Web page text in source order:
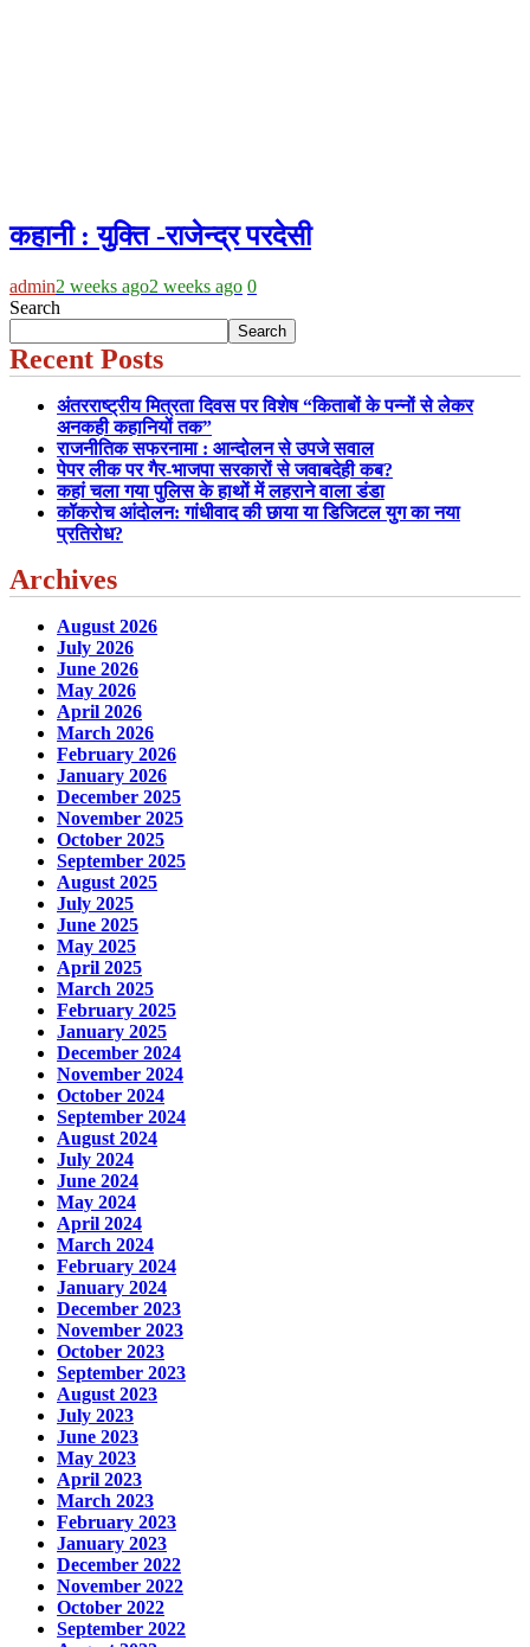
कहानी : युक्ति -राजेन्द्र परदेसी
admin2 weeks ago2 weeks ago 0
Search
Search
Recent Posts
अंतरराष्ट्रीय मित्रता दिवस पर विशेष “किताबों के पन्नों से लेकर
अनकही कहानियों तक”
राजनीतिक सफरनामा : आन्दोलन से उपजे सवाल
पेपर लीक पर गैर-भाजपा सरकारों से जवाबदेही कब?
कहां चला गया पुलिस के हाथों में लहराने वाला डंडा
कॉकरोच आंदोलन: गांधीवाद की छाया या डिजिटल युग का नया
प्रतिरोध?
Archives
August 2026
July 2026
June 2026
May 2026
April 2026
March 2026
February 2026
January 2026
December 2025
November 2025
October 2025
September 2025
August 2025
July 2025
June 2025
May 2025
April 2025
March 2025
February 2025
January 2025
December 2024
November 2024
October 2024
September 2024
August 2024
July 2024
June 2024
May 2024
April 2024
March 2024
February 2024
January 2024
December 2023
November 2023
October 2023
September 2023
August 2023
July 2023
June 2023
May 2023
April 2023
March 2023
February 2023
January 2023
December 2022
November 2022
October 2022
September 2022